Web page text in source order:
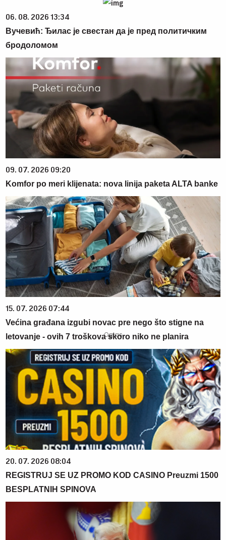
06. 08. 2026 13:34
Вучевић: Ђилас је свестан да је пред политичким
бродоломом
09. 07. 2026 09:20
Komfor po meri klijenata: nova linija paketa ALTA banke
15. 07. 2026 07:44
Većina građana izgubi novac pre nego što stigne na
letovanje - ovih 7 troškova skoro niko ne planira
20. 07. 2026 08:04
REGISTRUJ SE UZ PROMO KOD CASINO Preuzmi 1500
BESPLATNIH SPINOVA